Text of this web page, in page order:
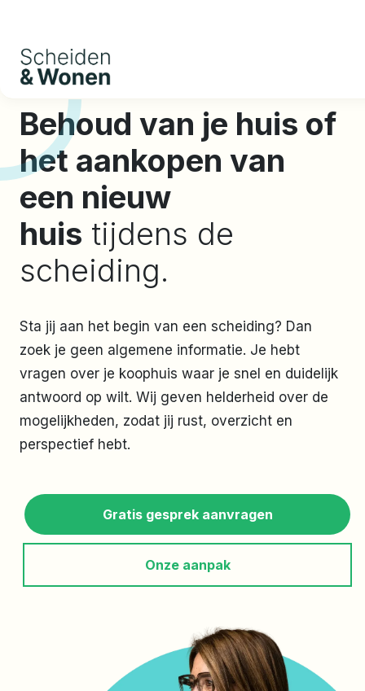
Behoud van je huis of
het aankopen van
een nieuw
huis tijdens de
scheiding.
Sta jij aan het begin van een scheiding? Dan
zoek je geen algemene informatie. Je hebt
vragen over je koophuis waar je snel en duidelijk
antwoord op wilt. Wij geven helderheid over de
mogelijkheden, zodat jij rust, overzicht en
perspectief hebt.
Gratis gesprek aanvragen
Onze aanpak